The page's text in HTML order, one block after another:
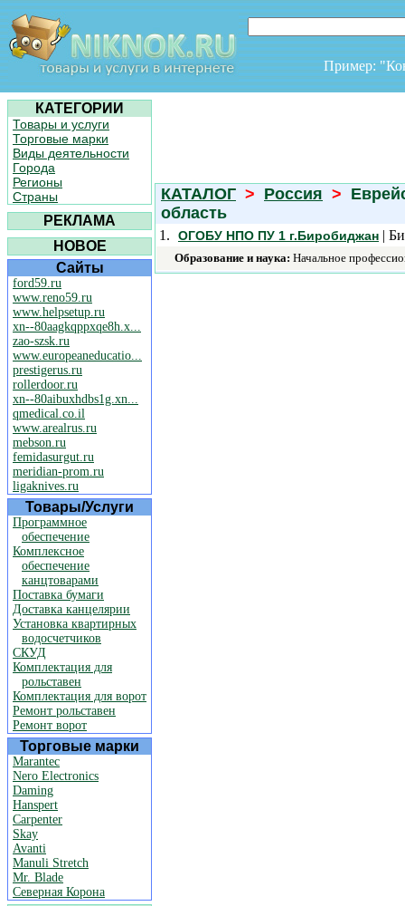
Пример:
КАТЕГОРИИ
Товары и услуги
Торговые марки
Виды деятельности
Города
Регионы
Страны
РЕКЛАМА
НОВОЕ
Сайты
ford59.ru
www.reno59.ru
www.helpsetup.ru
xn--80aagkqppxqe8h.x...
zao-szsk.ru
www.europeaneducatio...
prestigerus.ru
rollerdoor.ru
xn--80aibuxhdbs1g.xn...
qmedical.co.il
www.arealrus.ru
mebson.ru
femidasurgut.ru
meridian-prom.ru
ligaknives.ru
Товары/Услуги
Программное
обеспечение
Комплексное
обеспечение
канцтоварами
Поставка бумаги
Доставка канцелярии
Установка квартирных
водосчетчиков
СКУД
Комплектация для
рольставен
Комплектация для ворот
Ремонт рольставен
Ремонт ворот
Торговые марки
Marantec
Nero Electronics
Daming
Hanspert
Carpenter
Skay
Avanti
Manuli Stretch
Mr. Blade
Северная Корона
КАТАЛОГ > Россия >
область
1. ОГОБУ НПО ПУ 1 г.Биробиджан |
Образование и наука: Начальное